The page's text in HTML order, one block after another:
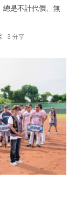
總是不計代價、無
3 分享